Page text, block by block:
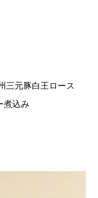
元豚白王ロース
込み